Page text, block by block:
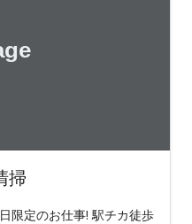
掃
限定のお仕事! 駅チカ徒歩